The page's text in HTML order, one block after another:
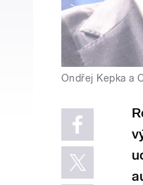
Ondřej Kepka a